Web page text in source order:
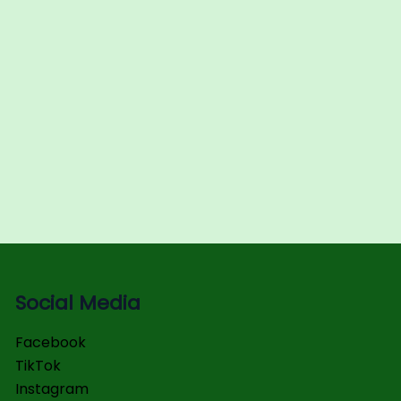
Social Media
Facebook
TikTok
Instagram